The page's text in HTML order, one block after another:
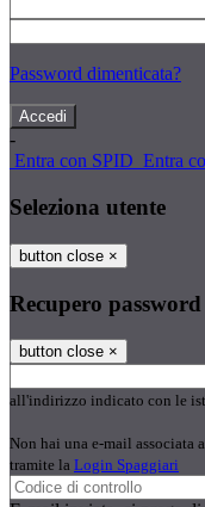
Password dimenticata?
-
Entra con SPID Entra
Seleziona utente
button close ×
Recupero password
button close ×
all'indirizzo indicato con le
Non hai una e-mail associata
tramite la Login Spaggiari